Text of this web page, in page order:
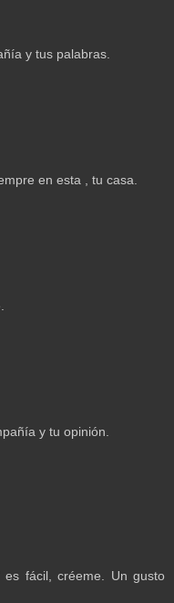
y tus palabras.
en esta , tu casa.
y tu opinión.
es fácil, créeme. Un gusto